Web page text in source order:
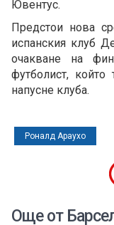
Ювентус.
Предстои нова
испанския клуб
очакване на
футболист,
напусне клуба.
Роналд Араухо
Още от